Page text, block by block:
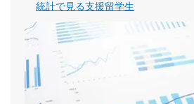
統計で見る支援留学生